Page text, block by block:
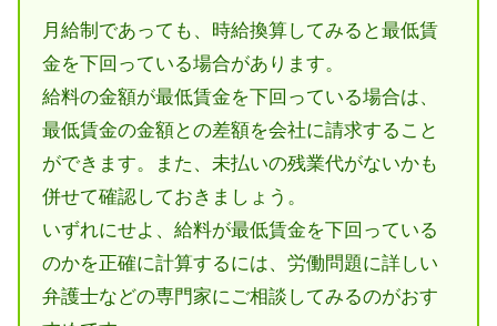
月給制であっても、時給換算してみると最低賃
金を下回っている場合があります。
給料の金額が最低賃金を下回っている場合は、
最低賃金の金額との差額を会社に請求すること
ができます。また、未払いの残業代がないかも
併せて確認しておきましょう。
いずれにせよ、給料が最低賃金を下回っている
のかを正確に計算するには、労働問題に詳しい
弁護士などの専門家にご相談してみるのがおす